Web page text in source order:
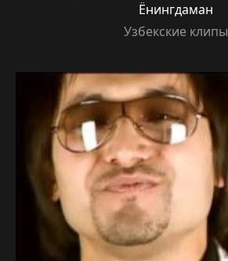
Ёнингдаман
Узбекские клипы